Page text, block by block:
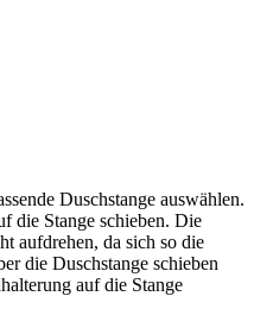
Duschstange auswählen.
die Stange schieben. Die
aufdrehen, da sich so die
die Duschstange schieben
auf die Stange